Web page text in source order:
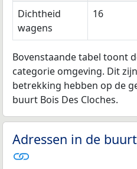
Dichtheid
wagens
16
Bovenstaande tabel toont
categorie omgeving. Dit
betrekking hebben op de
buurt Bois Des Cloches.
Adressen in de